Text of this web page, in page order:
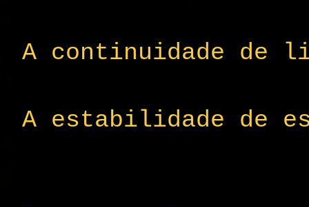
A continuidade de
A estabilidade de